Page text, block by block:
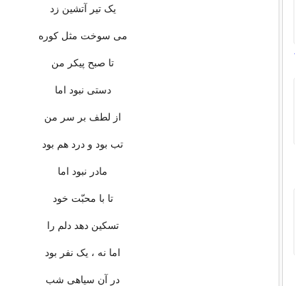
یک تیر آتشین زد
می سوخت مثل کوره
تا صبح پیکر من
دستی نبود اما
از لطف بر سر من
تب بود و درد هم بود
مادر نبود اما
تا با محبّت خود
تسکین دهد دلم را
اما نه ، یک نفر بود
در آن سیاهی شب